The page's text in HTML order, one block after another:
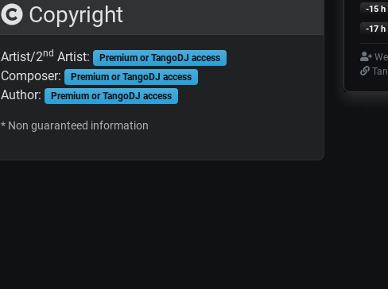
Copyright
Artist/2nd Artist: Premium or TangoDJ access
Composer: Premium or TangoDJ access
Author: Premium or TangoDJ access
* Non guaranteed information
-15 h
-17 h